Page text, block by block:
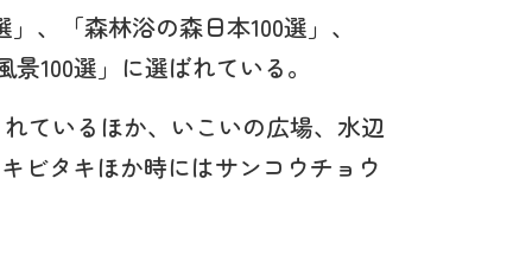
、「森林浴の森日本100選」、
100選」に選ばれている。
ているほか、いこいの広場、水辺
ビタキほか時にはサンコウチョウ